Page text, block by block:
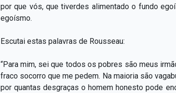
por que vós, que tiverdes alimentado o fundo
egoísmo.
Escutai estas palavras de Rousseau:
“Para mim, sei que todos os pobres são meus
fraco socorro que me pedem. Na maioria são
por quantas desgraças o homem honesto pode